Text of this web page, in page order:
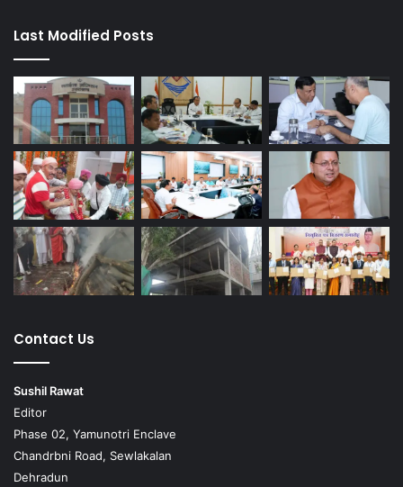
Last Modified Posts
Contact Us
Sushil Rawat
Editor
Phase 02, Yamunotri Enclave
Chandrbni Road, Sewlakalan
Dehradun